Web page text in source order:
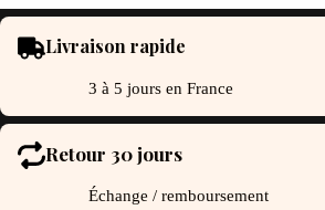
Livraison rapide
3 à 5 jours en France
Retour 30 jours
Échange / remboursement